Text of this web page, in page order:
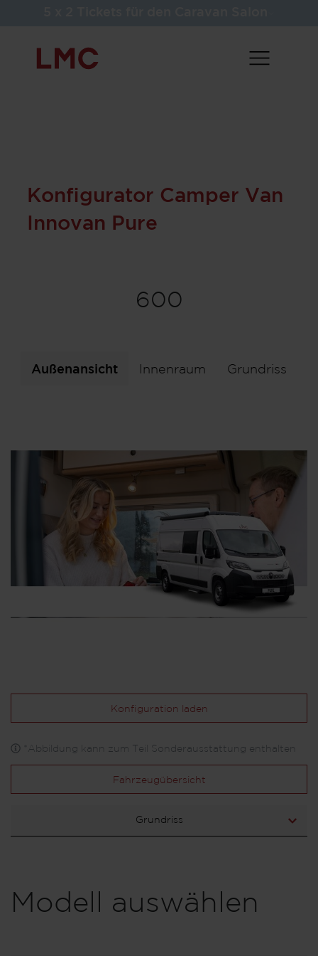
Konfigurator Camper Van
Innovan Pure
600
Außenansicht Innenraum Grundriss
Konfiguration laden
*Abbildung kann zum Teil Sonderausstattung enthalten
Fahrzeugübersicht
Grundriss
Modell auswählen